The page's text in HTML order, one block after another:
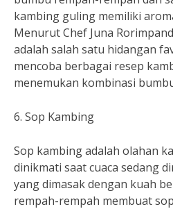
kambing guling memiliki
Menurut Chef Juna
adalah salah satu hidangan
mencoba berbagai resep
menemukan kombinasi
6. Sop Kambing
Sop kambing adalah olahan
dinikmati saat cuaca sedang
yang dimasak dengan kuah
rempah-rempah membuat